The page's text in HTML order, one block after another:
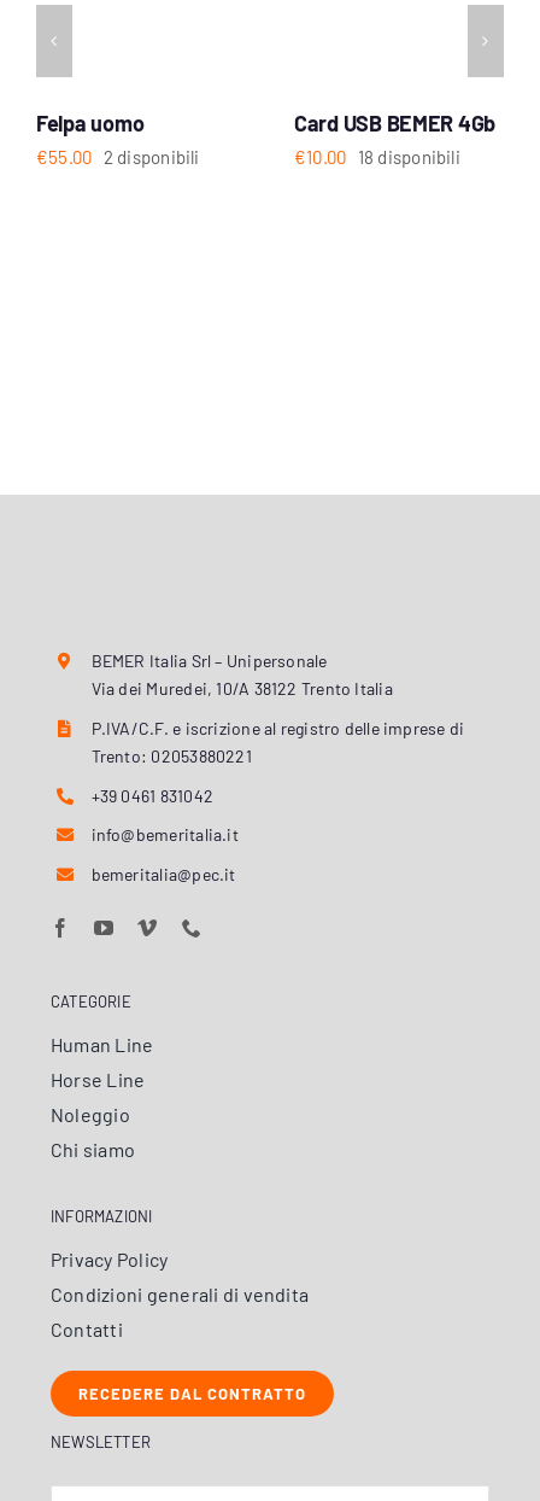
Felpa uomo
€55.00 2 disponibili
Card USB BEMER 4Gb
€10.00 18 disponibili
BEMER Italia Srl – Unipersonale
Via dei Muredei, 10/A 38122 Trento Italia
P.IVA/C.F. e iscrizione al registro delle imprese di
Trento: 02053880221
+39 0461 831042
info@bemeritalia.it
bemeritalia@pec.it
CATEGORIE
Human Line
Horse Line
Noleggio
Chi siamo
INFORMAZIONI
Privacy Policy
Condizioni generali di vendita
Contatti
RECEDERE DAL CONTRATTO
NEWSLETTER